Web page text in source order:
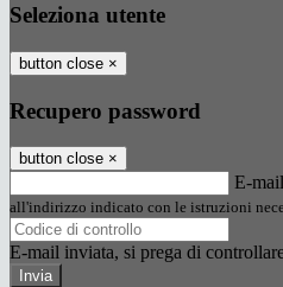
Seleziona utente
button close ×
Recupero password
button close ×
E-mail
all'indirizzo indicato con le istruzioni
E-mail inviata, si prega di